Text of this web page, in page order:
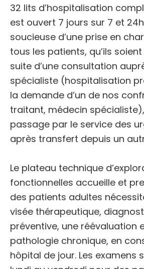
32 lits d’hospitalisation
est ouvert 7 jours sur 7 et
soucieuse d’une prise en
tous les patients, qu’ils
suite d’une consultation
spécialiste (hospitalisation
la demande d’un de nos
traitant, médecin
passage par le service des
après transfert depuis un
Le plateau technique
fonctionnelles accueille et
des patients adultes
visée thérapeutique,
préventive, une réévaluation
pathologie chronique, en
hôpital de jour. Les examens